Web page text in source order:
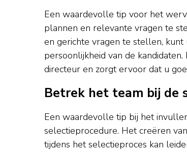
Een waardevolle tip voor het
plannen en relevante vragen te
en gerichte vragen te stellen, kunt
persoonlijkheid van de
directeur en zorgt ervoor dat u
Betrek het team bij de
Een waardevolle tip bij het
selectieprocedure. Het creëren
tijdens het selectieproces kan